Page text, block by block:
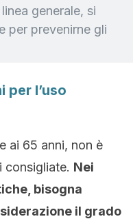
generale, si
per prevenirne gli
per l’uso
ai 65 anni, non è
consigliate. Nei
bisogna
il grado